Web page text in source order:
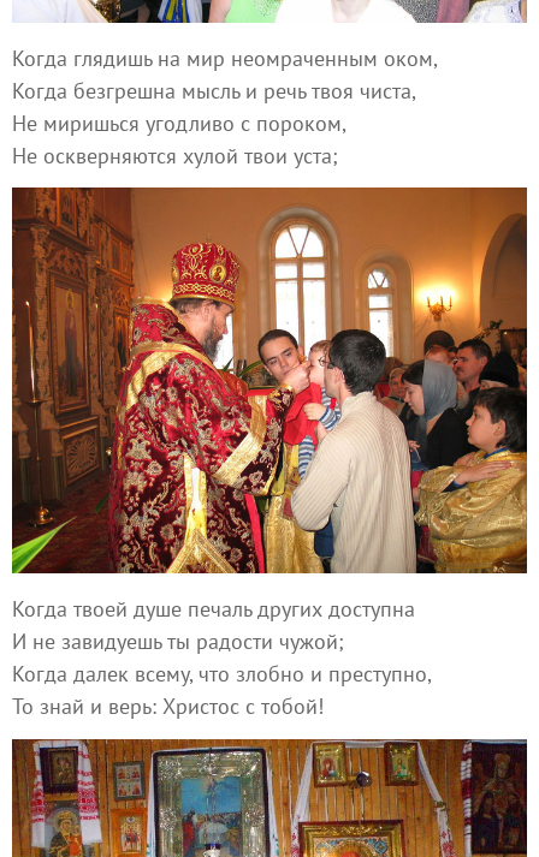
Когда глядишь на мир неомраченным оком,
Когда безгрешна мысль и речь твоя чиста,
Не миришься угодливо с пороком,
Не оскверняются хулой твои уста;
Когда твоей душе печаль других доступна
И не завидуешь ты радости чужой;
Когда далек всему, что злобно и преступно,
То знай и верь: Христос с тобой!